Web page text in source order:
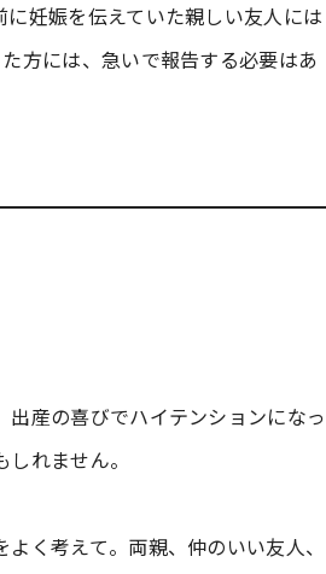
妊娠を伝えていた親しい友人には
方には、急いで報告する必要はあ
産の喜びでハイテンションになっ
れません。
く考えて。両親、仲のいい友人、